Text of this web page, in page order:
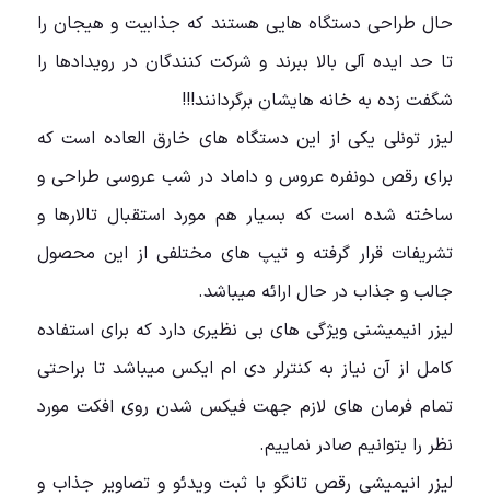
حال طراحی دستگاه هایی هستند که جذابیت و هیجان را
تا حد ایده آلی بالا ببرند و شرکت کنندگان در رویدادها را
شگفت زده به خانه هایشان برگردانند!!!
لیزر تونلی یکی از این دستگاه های خارق العاده است که
برای رقص دونفره عروس و داماد در شب عروسی طراحی و
ساخته شده است که بسیار هم مورد استقبال تالارها و
تشریفات قرار گرفته و تیپ های مختلفی از این محصول
جالب و جذاب در حال ارائه میباشد.
لیزر انیمیشنی ویژگی های بی نظیری دارد که برای استفاده
کامل از آن نیاز به کنترلر دی ام ایکس میباشد تا براحتی
تمام فرمان های لازم جهت فیکس شدن روی افکت مورد
نظر را بتوانیم صادر نماییم.
لیزر انیمیشی رقص تانگو با ثبت ویدئو و تصاویر جذاب و